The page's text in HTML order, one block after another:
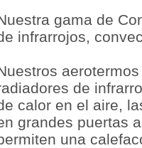
gama de
infrarrojos,
de
calor en el aire,
grandes puertas
una